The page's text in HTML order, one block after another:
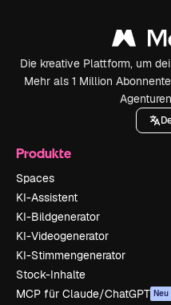
Die kreative Plattform, um
Mehr als 1 Million
Produkte
Spaces
KI-Assistent
KI-Bildgenerator
KI-Videogenerator
KI-Stimmengenerator
Stock-Inhalte
MCP für Claude/ChatGPT Neu